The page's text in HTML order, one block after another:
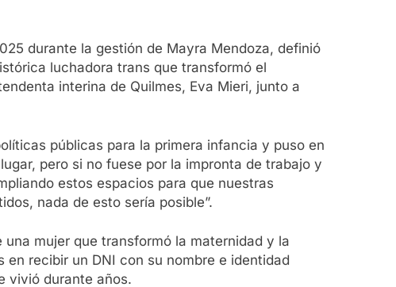
durante la gestión de Mayra Mendoza, definió
luchadora trans que transformó el
interina de Quilmes, Eva Mieri, junto a
públicas para la primera infancia y puso en
pero si no fuese por la impronta de trabajo y
estos espacios para que nuestras
nada de esto sería posible”.
mujer que transformó la maternidad y la
recibir un DNI con su nombre e identidad
vivió durante años.